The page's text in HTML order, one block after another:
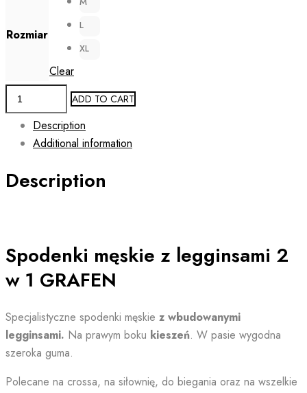
Rozmiar
L
XL
Clear
Męskie
spodenki
legginsy
GRAFEN
ADD TO CART
Description
Additional information
Description
Spodenki męskie z legginsami 2
w 1 GRAFEN
Specjalistyczne spodenki męskie z wbudowanymi
legginsami. Na prawym boku kieszeń. W pasie wygodna
szeroka guma.
Polecane na crossa, na siłownię, do biegania oraz na wszelkie